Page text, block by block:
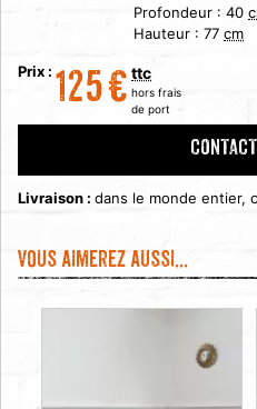
Profondeur : 40
Hauteur : 77 cm
Prix : 125€ ttc
hors frais
de port
Livraison : dans le monde entier,
Vous aimerez aussi...